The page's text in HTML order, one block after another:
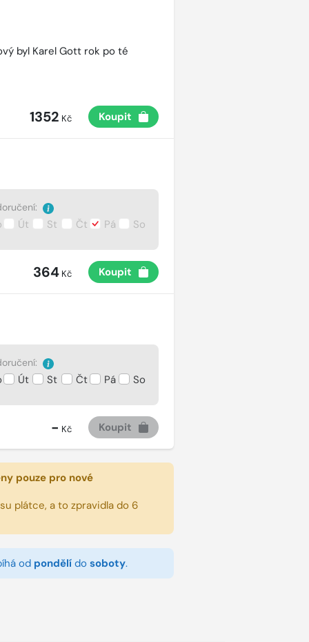
byl Karel Gott rok po té
1352 Kč Koupit
Út St Čt Pá So
364Kč Koupit
Út St Čt Pá So
- Kč Koupit
pouze pro nové
plátce, a to zpravidla do 6
od pondělído soboty.